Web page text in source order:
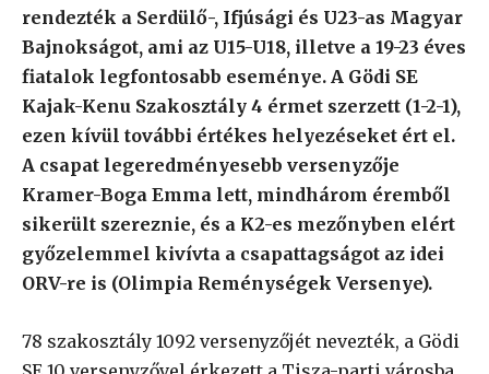
rendezték a Serdülő-, Ifjúsági és U23-as Magyar
Bajnokságot, ami az U15-U18, illetve a 19-23 éves
fiatalok legfontosabb eseménye. A Gödi SE
Kajak-Kenu Szakosztály 4 érmet szerzett (1-2-1),
ezen kívül további értékes helyezéseket ért el.
A csapat legeredményesebb versenyzője
Kramer-Boga Emma lett, mindhárom éremből
sikerült szereznie, és a K2-es mezőnyben elért
győzelemmel kivívta a csapattagságot az idei
ORV-re is (Olimpia Reménységek Versenye).
78 szakosztály 1092 versenyzőjét nevezték, a Gödi